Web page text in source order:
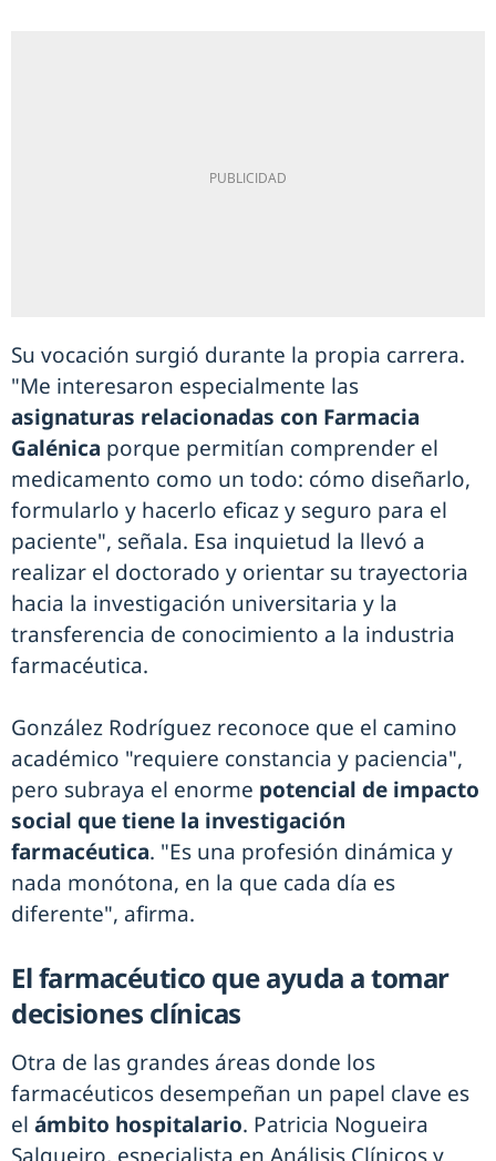
Su vocación surgió durante la propia carrera.
"Me interesaron especialmente las
asignaturas relacionadas con Farmacia
Galénica porque permitían comprender el
medicamento como un todo: cómo diseñarlo,
formularlo y hacerlo eficaz y seguro para el
paciente", señala. Esa inquietud la llevó a
realizar el doctorado y orientar su trayectoria
hacia la investigación universitaria y la
transferencia de conocimiento a la industria
farmacéutica.
González Rodríguez reconoce que el camino
académico "requiere constancia y paciencia",
pero subraya el enorme potencial de impacto
social que tiene la investigación
farmacéutica. "Es una profesión dinámica y
nada monótona, en la que cada día es
diferente", afirma.
El farmacéutico que ayuda a tomar
decisiones clínicas
Otra de las grandes áreas donde los
farmacéuticos desempeñan un papel clave es
el ámbito hospitalario. Patricia Nogueira